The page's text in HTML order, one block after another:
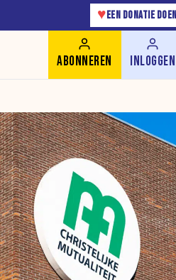
♥ EEN DONATIE DOEN
ABONNEREN INLOGGEN